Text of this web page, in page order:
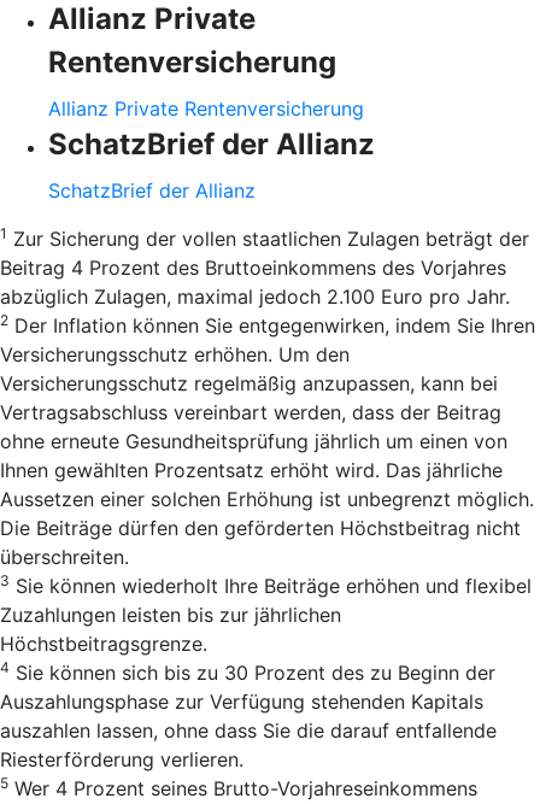
Allianz Private
Rentenversicherung
Allianz Private Rentenversicherung
SchatzBrief der Allianz
SchatzBrief der Allianz
1 Zur Sicherung der vollen staatlichen Zulagen beträgt der
Beitrag 4 Prozent des Bruttoeinkommens des Vorjahres
abzüglich Zulagen, maximal jedoch 2.100 Euro pro Jahr.
2 Der Inflation können Sie entgegenwirken, indem Sie Ihren
Versicherungsschutz erhöhen. Um den
Versicherungsschutz regelmäßig anzupassen, kann bei
Vertragsabschluss vereinbart werden, dass der Beitrag
ohne erneute Gesundheitsprüfung jährlich um einen von
Ihnen gewählten Prozentsatz erhöht wird. Das jährliche
Aussetzen einer solchen Erhöhung ist unbegrenzt möglich.
Die Beiträge dürfen den geförderten Höchstbeitrag nicht
überschreiten.
3 Sie können wiederholt Ihre Beiträge erhöhen und flexibel
Zuzahlungen leisten bis zur jährlichen
Höchstbeitragsgrenze.
4 Sie können sich bis zu 30 Prozent des zu Beginn der
Auszahlungsphase zur Verfügung stehenden Kapitals
auszahlen lassen, ohne dass Sie die darauf entfallende
Riesterförderung verlieren.
5 Wer 4 Prozent seines Brutto-Vorjahreseinkommens